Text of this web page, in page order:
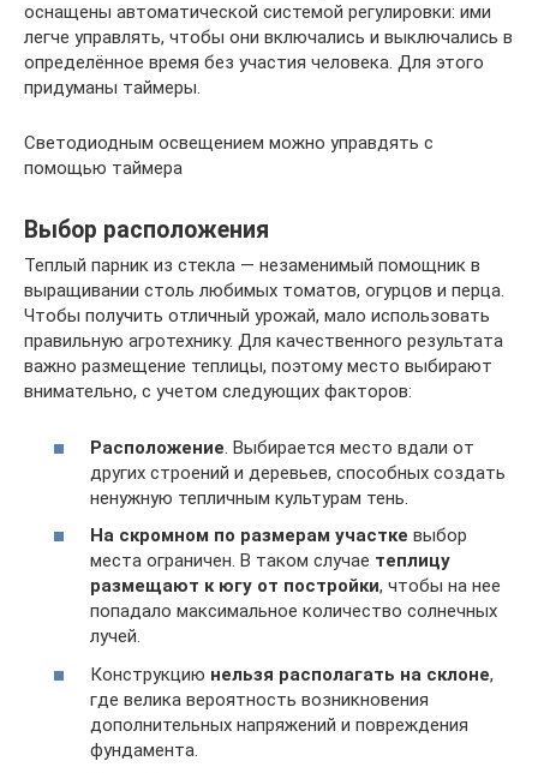
оснащены автоматической системой регулировки: ими
легче управлять, чтобы они включались и выключались в
определённое время без участия человека. Для этого
придуманы таймеры.
Светодиодным освещением можно управдять с
помощью таймера
Выбор расположения
Теплый парник из стекла — незаменимый помощник в
выращивании столь любимых томатов, огурцов и перца.
Чтобы получить отличный урожай, мало использовать
правильную агротехнику. Для качественного результата
важно размещение теплицы, поэтому место выбирают
внимательно, с учетом следующих факторов:
Расположение. Выбирается место вдали от
других строений и деревьев, способных создать
ненужную тепличным культурам тень.
На скромном по размерам участке выбор
места ограничен. В таком случае теплицу
размещают к югу от постройки, чтобы на нее
попадало максимальное количество солнечных
лучей.
Конструкцию нельзя располагать на склоне,
где велика вероятность возникновения
дополнительных напряжений и повреждения
фундамента.